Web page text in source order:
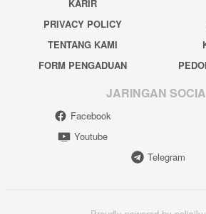
KARIR
PRIVACY POLICY
TENTANG KAMI
FORM PENGADUAN
JARINGAN
Facebook
Youtube
Telegram